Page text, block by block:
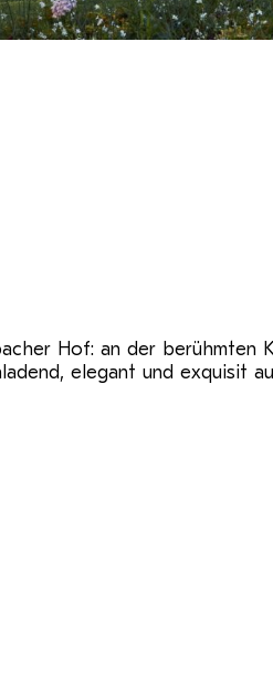
Hof: an der berühmten
elegant und exquisit